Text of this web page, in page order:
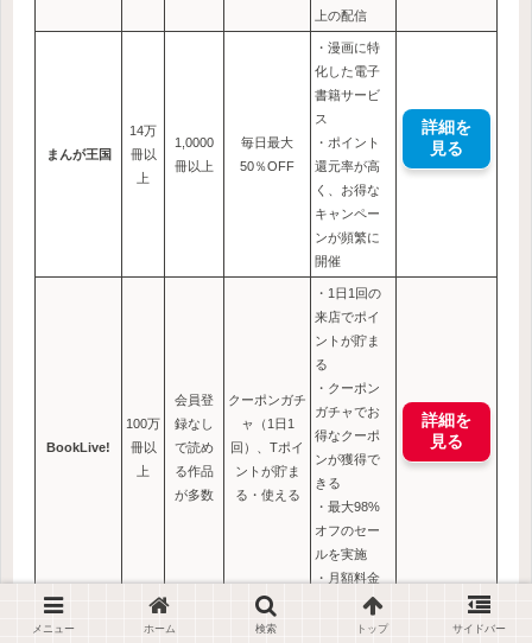
上の配信
まんが王国
14万
冊以
上
1,0000
冊以上
毎日最大
50％OFF
・漫画に特
化した電子
書籍サービ
ス
・ポイント
還元率が高
く、お得な
キャンペー
ンが頻繁に
開催
詳細を
見る
BookLive!
100万
冊以
上
会員登
録なし
で読め
る作品
が多数
クーポンガチ
ャ（1日1
回）、Tポイ
ントが貯ま
る・使える
・1日1回の
来店でポイ
ントが貯ま
る
・クーポン
ガチャでお
得なクーポ
ンが獲得で
きる
・最大98%
オフのセー
ルを実施
・月額料金
詳細を
見る
・手厚いサ
メニュー ホーム 検索 トップ サイドバー